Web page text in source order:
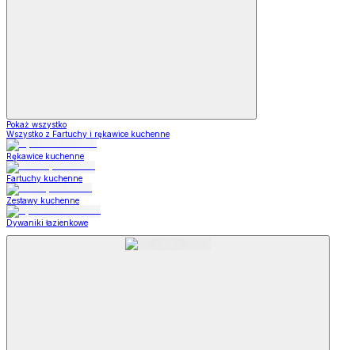
Pokaż wszystko
Wszystko z Fartuchy i rękawice kuchenne
Rękawice kuchenne
Fartuchy kuchenne
Zestawy kuchenne
Dywaniki łazienkowe